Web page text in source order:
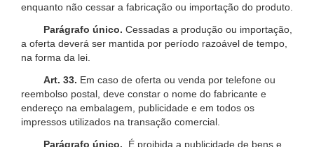
enquanto não cessar a fabricação ou importação do produto.
Parágrafo único. Cessadas a produção ou importação,
a oferta deverá ser mantida por período razoável de tempo,
na forma da lei.
Art. 33. Em caso de oferta ou venda por telefone ou
reembolso postal, deve constar o nome do fabricante e
endereço na embalagem, publicidade e em todos os
impressos utilizados na transação comercial.
Parágrafo único.
É proibida a publicidade de bens e